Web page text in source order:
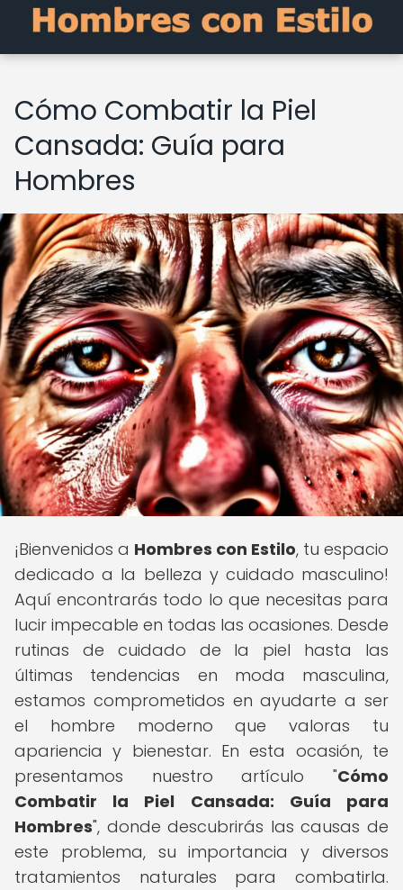
Cómo Combatir la Piel
Cansada: Guía para
Hombres
¡Bienvenidos a Hombres con Estilo, tu espacio
dedicado a la belleza y cuidado masculino!
Aquí encontrarás todo lo que necesitas para
lucir impecable en todas las ocasiones. Desde
rutinas de cuidado de la piel hasta las
últimas tendencias en moda masculina,
estamos comprometidos en ayudarte a ser
el hombre moderno que valoras tu
apariencia y bienestar. En esta ocasión, te
presentamos nuestro artículo "Cómo
Combatir la Piel Cansada: Guía para
Hombres", donde descubrirás las causas de
este problema, su importancia y diversos
tratamientos naturales para combatirla.